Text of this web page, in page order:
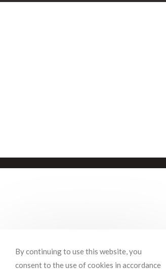
By continuing to use this website, you
consent to the use of cookies in accordance